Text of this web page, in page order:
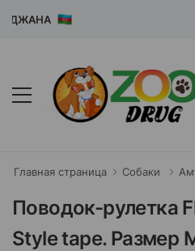
Главная страница Собаки
Поводок-рулетка
Style tape. Размер